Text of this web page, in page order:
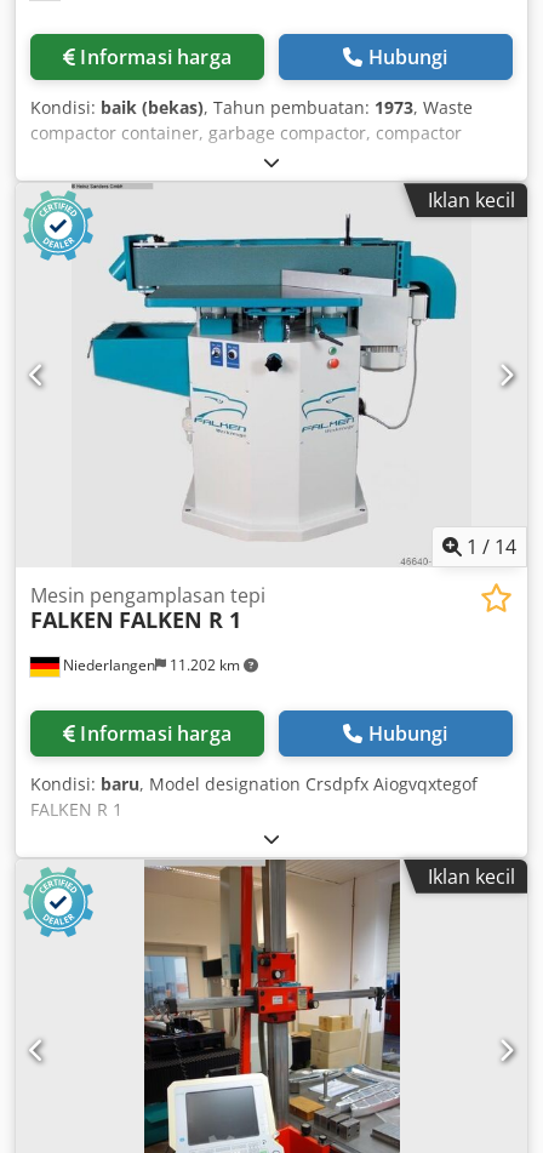
Informasi harga Hubungi
Kondisi: baik (bekas), Tahun pembuatan: 1973, Waste
compactor container, garbage compactor, compactor
container, waste container, self-compacting container,
mobile waste compactor, paper compactor container,
paper container - Stationary press for: roll-off containers -
Feed chute: covered - Pressing operation: hydraulic -
Pressing operation: automatic - Emergency stop switch: at
the feed chute - Ram dimensions: 1450 x 650 mm - Ram
stroke: 1100 mm Crjdpfx Aisb A Ii Segef - Transport
dimensions: 2100 x 4500 mm - Side screw ratchets for skip
containers - Function tested
Iklan kecil
1 / 14
Niederlangen 11.202 km
Mesin pengamplasan tepi
FALKEN FALKEN R 1
Informasi harga Hubungi
Kondisi: baru, Model designation Crsdpfx Aiogvqxtegof
FALKEN R 1
Iklan kecil